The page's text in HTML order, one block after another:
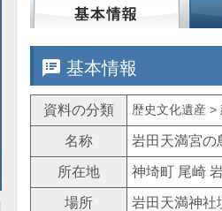
speaker_notes 基本情報
資料の分類 歴史文化遺産 >
名称 岩田天満宮の
所在地 神埼町 尾崎
場所 岩田天満神社